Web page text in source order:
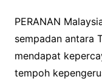
PERANAN
sempadan antara
mendapat
tempoh